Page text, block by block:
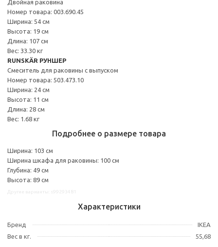
Двойная раковина
Номер товара: 003.690.45
Ширина: 54 см
Высота: 19 см
Длина: 107 см
Вес: 33.30 кг
RUNSKÄR РУНШЕР
Смеситель для раковины с выпуском
Номер товара: 503.473.10
Ширина: 24 см
Высота: 11 см
Длина: 28 см
Вес: 1.68 кг
Подробнее о размере товара
Ширина: 103 см
Ширина шкафа для раковины: 100 см
Глубина: 49 см
Высота: 89 см
Характеристики
Бренд
IKEA
Вес в кг.
55,68